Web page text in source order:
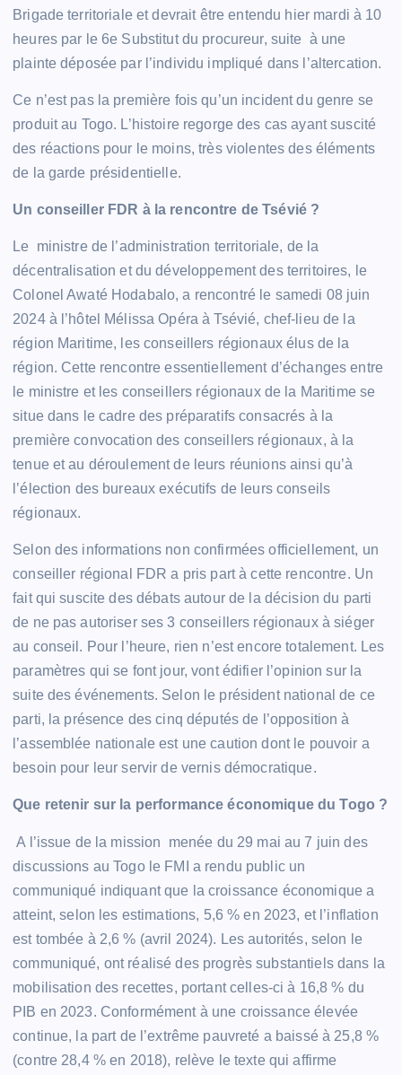
Brigade territoriale et devrait être entendu hier mardi à 10
heures par le 6e Substitut du procureur, suite à une
plainte déposée par l’individu impliqué dans l’altercation.
Ce n’est pas la première fois qu’un incident du genre se
produit au Togo. L’histoire regorge des cas ayant suscité
des réactions pour le moins, très violentes des éléments
de la garde présidentielle.
Un conseiller FDR à la rencontre de Tsévié ?
Le ministre de l’administration territoriale, de la
décentralisation et du développement des territoires, le
Colonel Awaté Hodabalo, a rencontré le samedi 08 juin
2024 à l’hôtel Mélissa Opéra à Tsévié, chef-lieu de la
région Maritime, les conseillers régionaux élus de la
région. Cette rencontre essentiellement d’échanges entre
le ministre et les conseillers régionaux de la Maritime se
situe dans le cadre des préparatifs consacrés à la
première convocation des conseillers régionaux, à la
tenue et au déroulement de leurs réunions ainsi qu’à
l’élection des bureaux exécutifs de leurs conseils
régionaux.
Selon des informations non confirmées officiellement, un
conseiller régional FDR a pris part à cette rencontre. Un
fait qui suscite des débats autour de la décision du parti
de ne pas autoriser ses 3 conseillers régionaux à siéger
au conseil. Pour l’heure, rien n’est encore totalement. Les
paramètres qui se font jour, vont édifier l’opinion sur la
suite des événements. Selon le président national de ce
parti, la présence des cinq députés de l’opposition à
l’assemblée nationale est une caution dont le pouvoir a
besoin pour leur servir de vernis démocratique.
Que retenir sur la performance économique du Togo ?
A l’issue de la mission menée du 29 mai au 7 juin des
discussions au Togo le FMI a rendu public un
communiqué indiquant que la croissance économique a
atteint, selon les estimations, 5,6 % en 2023, et l’inflation
est tombée à 2,6 % (avril 2024). Les autorités, selon le
communiqué, ont réalisé des progrès substantiels dans la
mobilisation des recettes, portant celles-ci à 16,8 % du
PIB en 2023. Conformément à une croissance élevée
continue, la part de l’extrême pauvreté a baissé à 25,8 %
(contre 28,4 % en 2018), relève le texte qui affirme